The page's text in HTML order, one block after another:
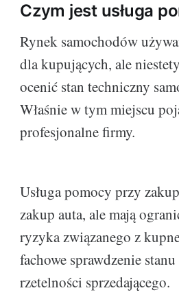
Czym jest usługa
Rynek samochodów
dla kupujących, ale
ocenić stan techniczny
Właśnie w tym miejscu
profesjonalne firmy.
Usługa pomocy przy
zakup auta, ale mają
ryzyka związanego z
fachowe sprawdzenie
rzetelności sprzedającego.